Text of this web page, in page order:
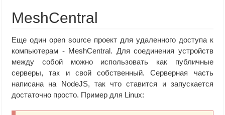
MeshCentral
Еще один open source проект для удаленного доступа к
компьютерам - MeshCentral. Для соединения устройств
между собой можно использовать как публичные
серверы, так и свой собственный. Серверная часть
написана на NodeJS, так что ставится и запускается
достаточно просто. Пример для Linux: